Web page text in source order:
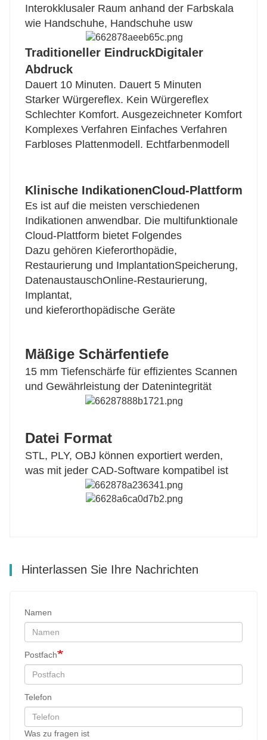
Interokklusaler Raum anhand der Farbskala
wie Handschuhe, Handschuhe usw
Traditioneller EindruckDigitaler
Abdruck
Dauert 10 Minuten. Dauert 5 Minuten
Starker Würgereflex. Kein Würgereflex
Schlechter Komfort. Ausgezeichneter Komfort
Komplexes Verfahren Einfaches Verfahren
Farbloses Plattenmodell. Echtfarbenmodell
Klinische IndikationenCloud-Plattform
Es ist auf die meisten verschiedenen
Indikationen anwendbar. Die multifunktionale
Cloud-Plattform bietet Folgendes
Dazu gehören Kieferorthopädie,
Restaurierung und ImplantationSpeicherung,
DatenaustauschOnline-Restaurierung,
Implantat,
und kieferorthopädische Geräte
Mäßige Schärfentiefe
15 mm Tiefenschärfe für effizientes Scannen
und Gewährleistung der Datenintegrität
Datei Format
STL, PLY, OBJ können exportiert werden,
was mit jeder CAD-Software kompatibel ist
Hinterlassen Sie Ihre Nachrichten
Namen
Postfach
Telefon
Was zu fragen ist